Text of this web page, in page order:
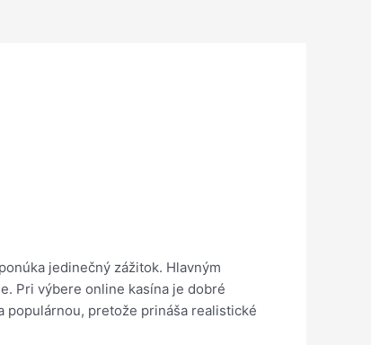
jedinečný zážitok. Hlavným
Pri výbere online kasína je dobré
populárnou, pretože prináša realistické